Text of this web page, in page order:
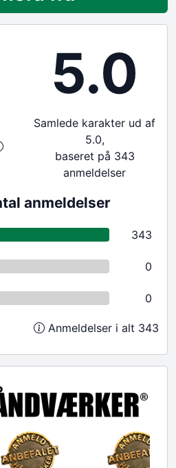
5.0
Samlede karakter ud af
5.0,
baseret på 343
anmeldelser
anmeldelser
343
0
0
Anmeldelser i alt 343